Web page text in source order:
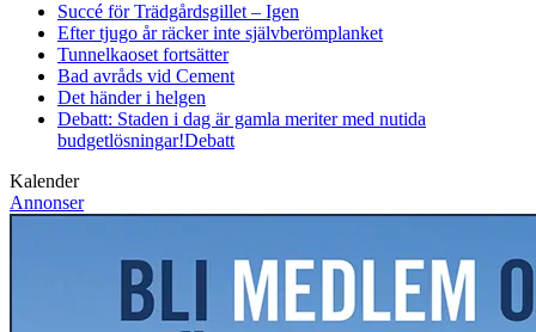
Succé för Trädgårdsgillet – Igen
Efter tjugo år räcker inte självberömplanket
Tunnelkaoset fortsätter
Bad avråds vid Cement
Det händer i helgen
Debatt: Staden i dag är gamla meriter med nutida
budgetlösningar!Debatt
Kalender
Annonser